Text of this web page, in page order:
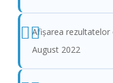
Afişarea
August 2022